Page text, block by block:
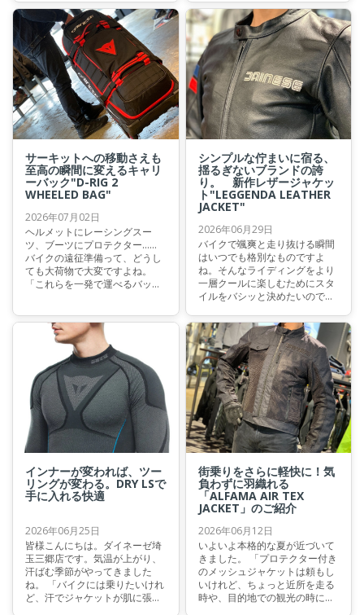
軽やかに駆け抜けるルートを予
定しております。 なだらかなワ
インディングロードと海岸線を
トレースしながら、
dainese_crew同士でのバイク談
議を楽しみましょう。
は“ヘルメット専用”インナーウ
ェアもご用意しています。 そこ
で今回は、夏のライディングを
快適に保つために欠かせないヘ
ルメットインナーウェア、バラ
クラバシリーズの中から
『BALACLAVA』と『DRY
BALACLAVA』の違いを、ポイ
ントを押さえてわかりやすくご
紹介していきます。 さて、皆様
にとって最適なモデルはどちら
になりますでしょうか。
サーキットへの移動さえも
至高の瞬間に変えるキャリ
ーバック"D-RIG 2
WHEELED BAG"
2026年07月02日
ヘルメットにレーシングスー
ツ、ブーツにプロテクター……
バイクの遠征準備って、どうし
ても大荷物で大変ですよね。
「これらを一発で運べるバッグ
んな悩みを解決してくれ、荷物
のパッキングすら楽しみになる
と言っても過言ではないキャリ
ーバッグをご紹介いたします。
シンプルな佇まいに宿る、
揺るぎないブランドの誇
り。 新作レザージャケッ
ト"LEGGENDA LEATHER
JACKET"
2026年06月29日
バイクで颯爽と走り抜ける瞬間
はいつでも格別なものですよ
ね。そんなライディングをより
一層クールに楽しむためにスタ
イルをバシッと決めたいのであ
ージャケットです。 今回はヴィ
ンテージな佇まいと確かな安全
性を両立した、今もっともおす
すめしたい一着"LEGGENDA
LEATHER JACKET"をご紹介いた
します。
インナーが変われば、ツー
リングが変わる。DRY LSで
手に入れる快適
2026年06月25日
皆様こんにちは。ダイネーゼ埼
玉三郷店です。気温が上がり、
汗ばむ季節がやってきました
ね。 「バイクには乗りたいけれ
ど、汗でジャケットが肌に張り
街乗りをさらに軽快に！気
負わずに羽織れる
「ALFAMA AIR TEX
JACKET」のご紹介
2026年06月12日
いよいよ本格的な夏が近づいて
きました。 「プロテクター付き
のメッシュジャケットは頼もし
いけれど、ちょっと近所を走る
時や、目的地での観光の時には